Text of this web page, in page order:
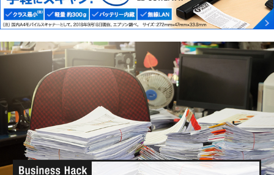
お問い合わせ
セミナー・イベント・キャンペーン
「MyEPSON」ログイン